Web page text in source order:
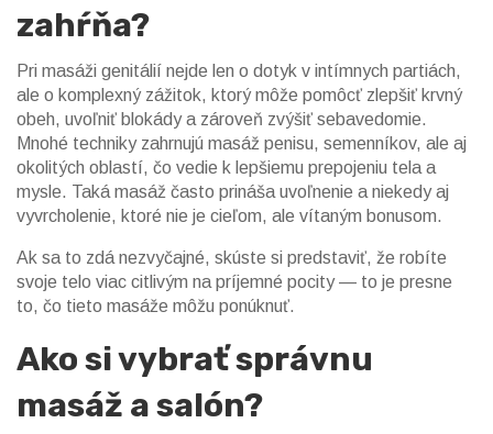
zahŕňa?
Pri masáži genitálií nejde len o dotyk v intímnych partiách,
ale o komplexný zážitok, ktorý môže pomôcť zlepšiť krvný
obeh, uvoľniť blokády a zároveň zvýšiť sebavedomie.
Mnohé techniky zahrnujú masáž penisu, semenníkov, ale aj
okolitých oblastí, čo vedie k lepšiemu prepojeniu tela a
mysle. Taká masáž často prináša uvoľnenie a niekedy aj
vyvrcholenie, ktoré nie je cieľom, ale vítaným bonusom.
Ak sa to zdá nezvyčajné, skúste si predstaviť, že robíte
svoje telo viac citlivým na príjemné pocity — to je presne
to, čo tieto masáže môžu ponúknuť.
Ako si vybrať správnu
masáž a salón?